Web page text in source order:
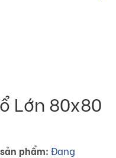
Lớn 80x80
phẩm: Đang